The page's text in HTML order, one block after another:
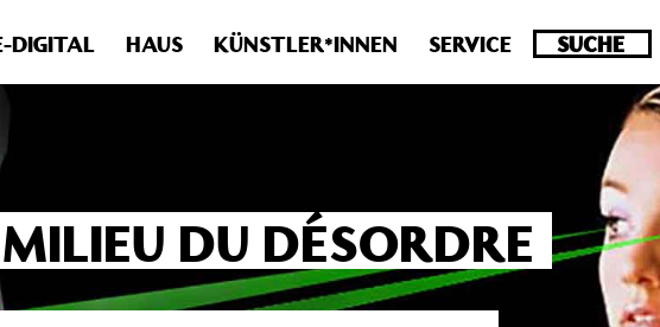
4.4.0 veraltet! Verwende stattdessen get_permalink(). in /homepages/
DIGITAL HAUS KÜNSTLER*INNEN SERVICE
DU DÉSORDRE